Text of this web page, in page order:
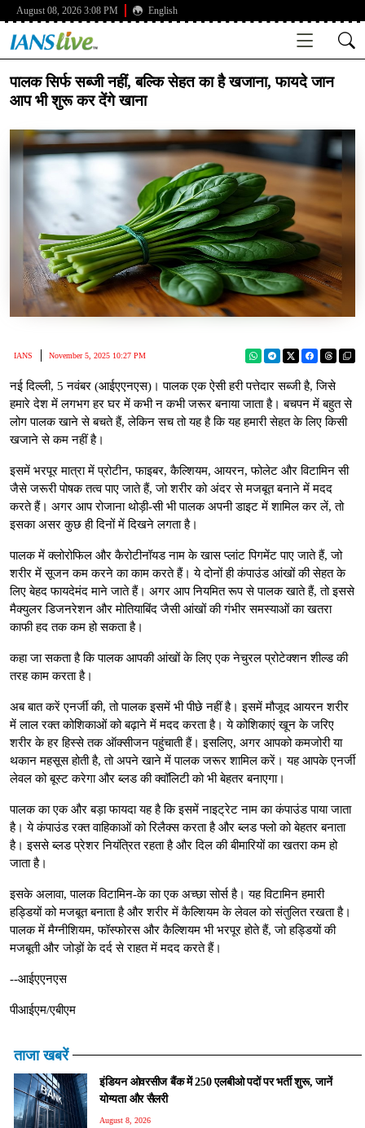
August 08, 2026 3:08 PM English
पालक सिर्फ सब्जी नहीं, बल्कि सेहत का है खजाना, फायदे जान
आप भी शुरू कर देंगे खाना
IANS November 5, 2025 10:27 PM
नई दिल्ली, 5 नवंबर (आईएएनएस)। पालक एक ऐसी हरी पत्तेदार सब्जी है, जिसे
हमारे देश में लगभग हर घर में कभी न कभी जरूर बनाया जाता है। बचपन में बहुत से
लोग पालक खाने से बचते हैं, लेकिन सच तो यह है कि यह हमारी सेहत के लिए किसी
खजाने से कम नहीं है।
इसमें भरपूर मात्रा में प्रोटीन, फाइबर, कैल्शियम, आयरन, फोलेट और विटामिन सी
जैसे जरूरी पोषक तत्व पाए जाते हैं, जो शरीर को अंदर से मजबूत बनाने में मदद
करते हैं। अगर आप रोजाना थोड़ी-सी भी पालक अपनी डाइट में शामिल कर लें, तो
इसका असर कुछ ही दिनों में दिखने लगता है।
पालक में क्लोरोफिल और कैरोटीनॉयड नाम के खास प्लांट पिगमेंट पाए जाते हैं, जो
शरीर में सूजन कम करने का काम करते हैं। ये दोनों ही कंपाउंड आंखों की सेहत के
लिए बेहद फायदेमंद माने जाते हैं। अगर आप नियमित रूप से पालक खाते हैं, तो इससे
मैक्युलर डिजनरेशन और मोतियाबिंद जैसी आंखों की गंभीर समस्याओं का खतरा
काफी हद तक कम हो सकता है।
कहा जा सकता है कि पालक आपकी आंखों के लिए एक नेचुरल प्रोटेक्शन शील्ड की
तरह काम करता है।
अब बात करें एनर्जी की, तो पालक इसमें भी पीछे नहीं है। इसमें मौजूद आयरन शरीर
में लाल रक्त कोशिकाओं को बढ़ाने में मदद करता है। ये कोशिकाएं खून के जरिए
शरीर के हर हिस्से तक ऑक्सीजन पहुंचाती हैं। इसलिए, अगर आपको कमजोरी या
थकान महसूस होती है, तो अपने खाने में पालक जरूर शामिल करें। यह आपके एनर्जी
लेवल को बूस्ट करेगा और ब्लड की क्वॉलिटी को भी बेहतर बनाएगा।
पालक का एक और बड़ा फायदा यह है कि इसमें नाइट्रेट नाम का कंपाउंड पाया जाता
है। ये कंपाउंड रक्त वाहिकाओं को रिलैक्स करता है और ब्लड फ्लो को बेहतर बनाता
है। इससे ब्लड प्रेशर नियंत्रित रहता है और दिल की बीमारियों का खतरा कम हो
जाता है।
इसके अलावा, पालक विटामिन-के का एक अच्छा सोर्स है। यह विटामिन हमारी
हड्डियों को मजबूत बनाता है और शरीर में कैल्शियम के लेवल को संतुलित रखता है।
पालक में मैग्नीशियम, फॉस्फोरस और कैल्शियम भी भरपूर होते हैं, जो हड्डियों की
मजबूती और जोड़ों के दर्द से राहत में मदद करते हैं।
--आईएएनएस
पीआईएम/एबीएम
ताजा खबरें
इंडियन ओवरसीज बैंक में 250 एलबीओ पदों पर भर्ती शुरू, जानें
योग्यता और सैलरी
August 8, 2026